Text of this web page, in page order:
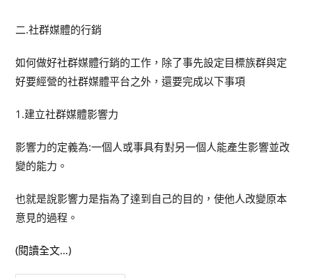
二.社群媒體的行銷
如何做好社群媒體行銷的工作，除了事先設定目標族群與定
好要經營的社群媒體平台之外，還要完成以下事項
1.建立社群媒體影響力
影響力的定義為:一個人或事具有對另一個人能產生影響並改
變的能力。
也就是說影響力是指為了達到自己的目的，使他人改變原本
意見的過程。
(閱讀全文…)